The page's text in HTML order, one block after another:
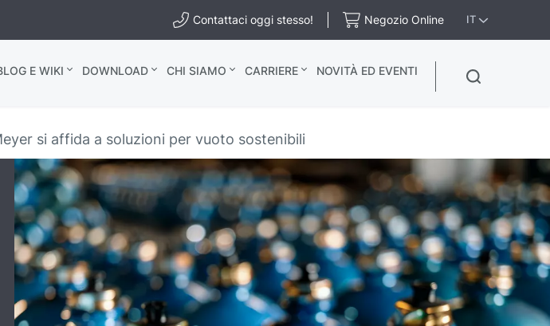
Contattaci oggi stesso! Negozio Online IT
E WIKI DOWNLOAD CHI SIAMO CARRIERE NOVITÀ ED EVENTI
si affida a soluzioni per vuoto sostenibili